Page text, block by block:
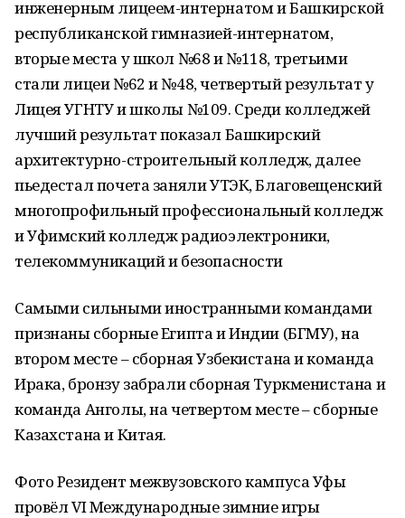
инженерным лицеем-интернатом и Башкирской
республиканской гимназией-интернатом,
вторые места у школ №68 и №118, третьими
стали лицеи №62 и №48, четвертый результат у
Лицея УГНТУ и школы №109. Среди колледжей
лучший результат показал Башкирский
архитектурно-строительный колледж, далее
пьедестал почета заняли УТЭК, Благовещенский
многопрофильный профессиональный колледж
и Уфимский колледж радиоэлектроники,
телекоммуникаций и безопасности
Самыми сильными иностранными командами
признаны сборные Египта и Индии (БГМУ), на
втором месте – сборная Узбекистана и команда
Ирака, бронзу забрали сборная Туркменистана и
команда Анголы, на четвертом месте – сборные
Казахстана и Китая.
Фото Резидент межвузовского кампуса Уфы
провёл VI Международные зимние игры